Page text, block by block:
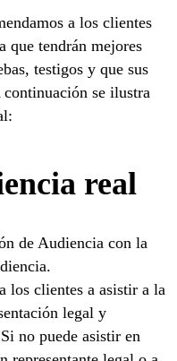
a los clientes
que tendrán mejores
testigos y que sus
continuación se ilustra
real
de Audiencia con la
los clientes a asistir a la
legal y
no puede asistir en